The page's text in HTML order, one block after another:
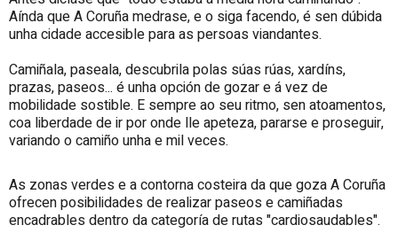
Aínda que A Coruña medrase, e o siga facendo, é sen dúbida
unha cidade accesible para as persoas viandantes.
Camiñala, paseala, descubrila polas súas rúas, xardíns,
prazas, paseos... é unha opción de gozar e á vez de
mobilidade sostible. E sempre ao seu ritmo, sen atoamentos,
coa liberdade de ir por onde lle apeteza, pararse e proseguir,
variando o camiño unha e mil veces.
As zonas verdes e a contorna costeira da que goza A Coruña
ofrecen posibilidades de realizar paseos e camiñadas
encadrables dentro da categoría de rutas "cardiosaudables".